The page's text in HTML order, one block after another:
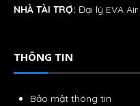
NHÀ TÀI TRỢ: Đại lý EVA Air
THÔNG TIN
Bảo mật thông tin